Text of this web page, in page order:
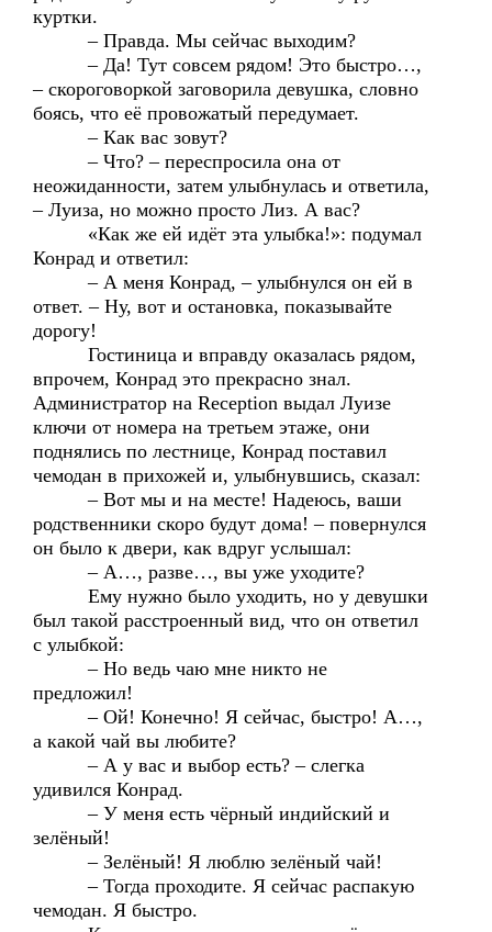
куртки.
– Правда. Мы сейчас выходим?
– Да! Тут совсем рядом! Это быстро…,
– скороговоркой заговорила девушка, словно
боясь, что её провожатый передумает.
– Как вас зовут?
– Что? – переспросила она от
неожиданности, затем улыбнулась и ответила,
– Луиза, но можно просто Лиз. А вас?
«Как же ей идёт эта улыбка!»: подумал
Конрад и ответил:
– А меня Конрад, – улыбнулся он ей в
ответ. – Ну, вот и остановка, показывайте
дорогу!
Гостиница и вправду оказалась рядом,
впрочем, Конрад это прекрасно знал.
Администратор на Reception выдал Луизе
ключи от номера на третьем этаже, они
поднялись по лестнице, Конрад поставил
чемодан в прихожей и, улыбнувшись, сказал:
– Вот мы и на месте! Надеюсь, ваши
родственники скоро будут дома! – повернулся
он было к двери, как вдруг услышал:
– А…, разве…, вы уже уходите?
Ему нужно было уходить, но у девушки
был такой расстроенный вид, что он ответил
с улыбкой:
– Но ведь чаю мне никто не
предложил!
– Ой! Конечно! Я сейчас, быстро! А…,
а какой чай вы любите?
– А у вас и выбор есть? – слегка
удивился Конрад.
– У меня есть чёрный индийский и
зелёный!
– Зелёный! Я люблю зелёный чай!
– Тогда проходите. Я сейчас распакую
чемодан. Я быстро.